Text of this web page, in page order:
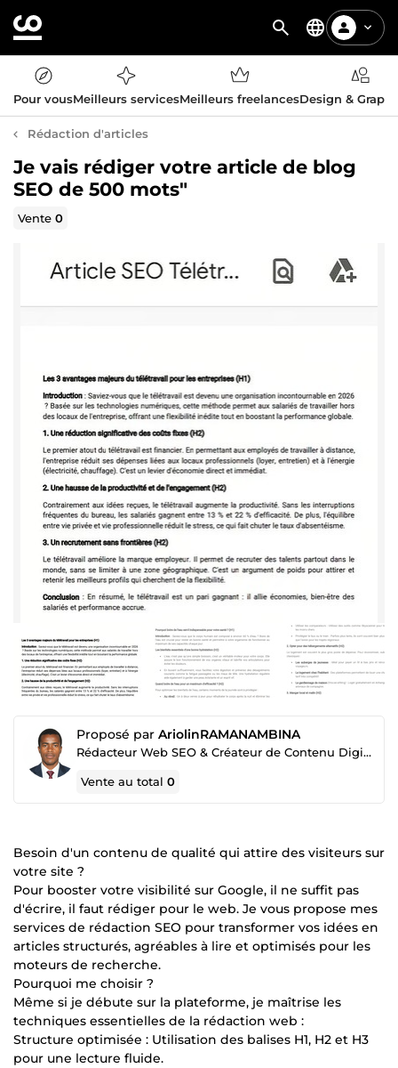
Pour vousMeilleurs servicesMeilleurs freelancesDesign &
Rédaction d'articles
Je vais rédiger votre article de blog
SEO de 500 mots"
Vente0
Proposé par AriolinRAMANAMBINA
Rédacteur Web SEO & Créateur de Contenu Digital
Vente au total0
Besoin d'un contenu de qualité qui attire des visiteurs sur
votre site ?
Pour booster votre visibilité sur Google, il ne suffit pas
d'écrire, il faut rédiger pour le web. Je vous propose mes
services de rédaction SEO pour transformer vos idées en
articles structurés, agréables à lire et optimisés pour les
moteurs de recherche.
Pourquoi me choisir ?
Même si je débute sur la plateforme, je maîtrise les
techniques essentielles de la rédaction web :
Structure optimisée : Utilisation des balises H1, H2 et H3
pour une lecture fluide.